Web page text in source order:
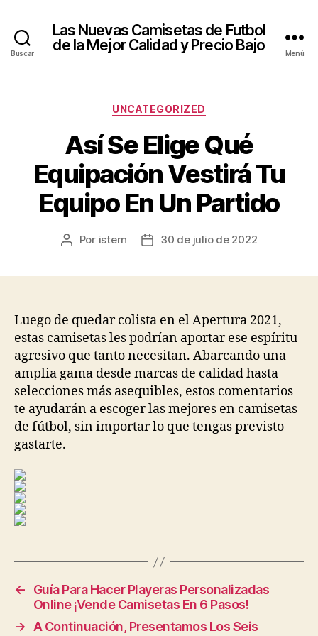
Buscar
Las Nuevas Camisetas de Futbol
de la Mejor Calidad y Precio Bajo
Menú
Categorías
UNCATEGORIZED
Así Se Elige Qué
Equipación Vestirá Tu
Equipo En Un Partido
Autor
Por istern
Fecha30 de julio de 2022
Luego de quedar colista en el Apertura 2021,
estas camisetas les podrían aportar ese espíritu
agresivo que tanto necesitan. Abarcando una
amplia gama desde marcas de calidad hasta
selecciones más asequibles, estos comentarios
te ayudarán a escoger las mejores en camisetas
de fútbol, sin importar lo que tengas previsto
gastarte.
←
Guía Para Hacer Playeras Personalizadas
Online ¡Vende Camisetas En 6 Pasos!
→
A Continuación, Presentamos Los Seis